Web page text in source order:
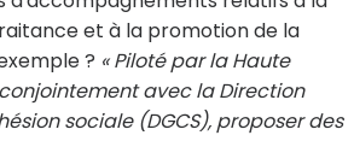
et à la promotion de la
? « Piloté par la Haute
avec la Direction
sociale (DGCS), proposer des